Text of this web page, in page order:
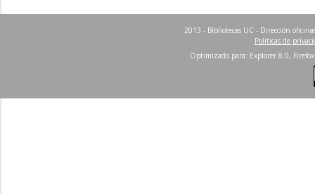
2013 - Bibliotecas UC - Dirección
Políticas de
Optimizado para: Explorer 8.0,